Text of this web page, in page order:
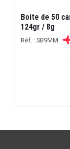
Boite de 50
124gr / 8g
Réf. : SB9MM